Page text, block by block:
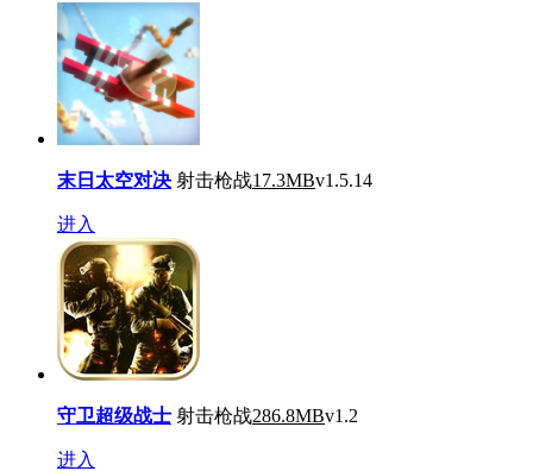
末日太空对决 射击枪战17.3MBv1.5.14
进入
守卫超级战士 射击枪战286.8MBv1.2
进入